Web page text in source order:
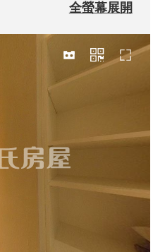
給家人最穩固的安全
心。
一步到位】 方正3房2
進客廳。更配有「電
下車到進家門電梯
，雨天抱小孩、提行
物業管理】 社區管理
公設飯店級公設：頂
KTV、閱覽室，回家
運站，一線直達台北
全螢幕展開